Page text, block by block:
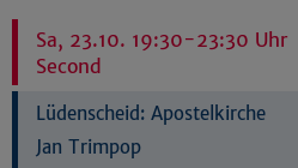
Sa, 23.10. 19:30-23:30 Uhr
Second
Lüdenscheid: Apostelkirche
Jan Trimpop